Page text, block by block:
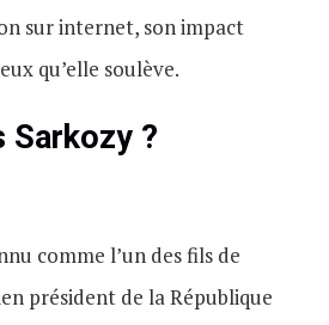
sur internet, son impact
qu’elle soulève.
Sarkozy ?
comme l’un des fils de
président de la République